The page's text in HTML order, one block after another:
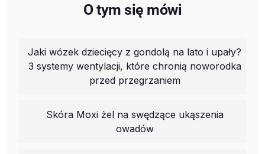
O tym się mówi
Jaki wózek dziecięcy z gondolą na lato i upały?
3 systemy wentylacji, które chronią noworodka
przed przegrzaniem
Skóra Moxi żel na swędzące ukąszenia
owadów